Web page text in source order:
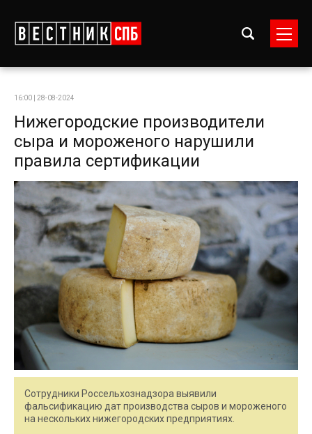
16:00 | 28-08-2024
Нижегородские производители
сыра и мороженого нарушили
правила сертификации
Сотрудники Россельхознадзора выявили
фальсификацию дат производства сыров и мороженого
на нескольких нижегородских предприятиях.